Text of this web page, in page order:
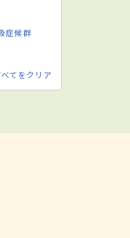
症候群
べてをクリア